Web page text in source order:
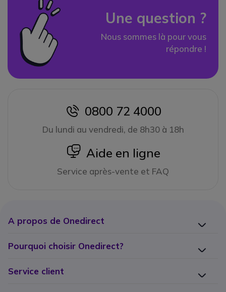
Une question ?
Nous sommes là pour vous
répondre !
icon
0800 72 4000
Du lundi au vendredi, de 8h30 à 18h
icon
Aide en ligne
Service après-vente et FAQ
A propos de Onedirect
Pourquoi choisir Onedirect?
Service client